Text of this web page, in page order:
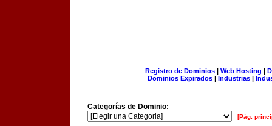
Registro de Dominios| Web Hosting |
Dominios Expirados | Industrias |
Categorías de Dominio:
[Pág.